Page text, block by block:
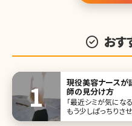
おす
現役美容ナースが
師の見分け方
「最近シミが気にな
もう少しぱっちりさせる
容に関するお悩みを